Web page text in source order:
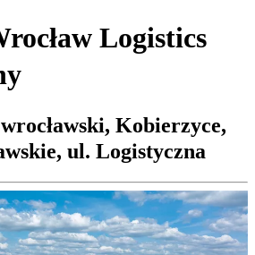
Logistics
Kobierzyce,
ul. Logistyczna